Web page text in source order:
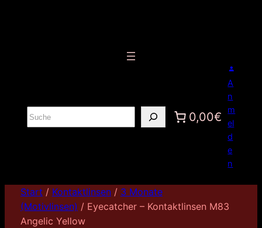
S
u
0,00€
A
n
m
el
d
e
n
Start / Kontaktlinsen/ 3 Monate
(Motivlinsen) / Eyecatcher – Kontaktlinsen M83
Angelic Yellow